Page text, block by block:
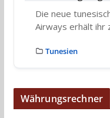
Die neue
Airways erhält ihr
Tunesien
Währungsrechner